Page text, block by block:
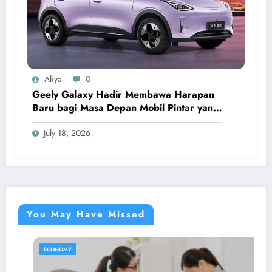
Aliya 0
Geely Galaxy Hadir Membawa Harapan
Baru bagi Masa Depan Mobil Pintar yang
Modern dan Nyaman
July 18, 2026
You May Have Missed
ECONOMY